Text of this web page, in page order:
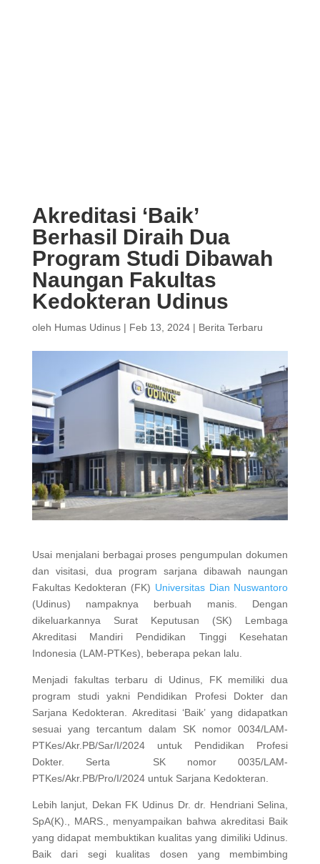
Akreditasi ‘Baik’
Berhasil Diraih Dua
Program Studi Dibawah
Naungan Fakultas
Kedokteran Udinus
oleh Humas Udinus| Feb 13, 2024| Berita Terbaru
Usai menjalani berbagai proses pengumpulan dokumen
dan visitasi, dua program sarjana dibawah naungan
Fakultas Kedokteran (FK) Universitas Dian Nuswantoro
(Udinus) nampaknya berbuah manis. Dengan
dikeluarkannya Surat Keputusan (SK) Lembaga
Akreditasi Mandiri Pendidikan Tinggi Kesehatan
Indonesia (LAM-PTKes), beberapa pekan lalu.
Menjadi fakultas terbaru di Udinus, FK memiliki dua
program studi yakni Pendidikan Profesi Dokter dan
Sarjana Kedokteran. Akreditasi ‘Baik’ yang didapatkan
sesuai yang tercantum dalam SK nomor 0034/LAM-
PTKes/Akr.PB/Sar/I/2024 untuk Pendidikan Profesi
Dokter. Serta SK nomor 0035/LAM-
PTKes/Akr.PB/Pro/I/2024 untuk Sarjana Kedokteran.
Lebih lanjut, Dekan FK Udinus Dr. dr. Hendriani Selina,
SpA(K)., MARS., menyampaikan bahwa akreditasi Baik
yang didapat membuktikan kualitas yang dimiliki Udinus.
Baik dari segi kualitas dosen yang membimbing